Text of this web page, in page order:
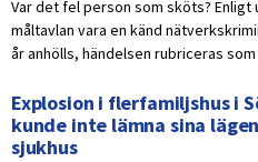
Var det fel person som sköts?
måltavlan vara en känd
år anhölls, händelsen rubriceras
Explosion i flerfamiljshus i
kunde inte lämna sina
sjukhus